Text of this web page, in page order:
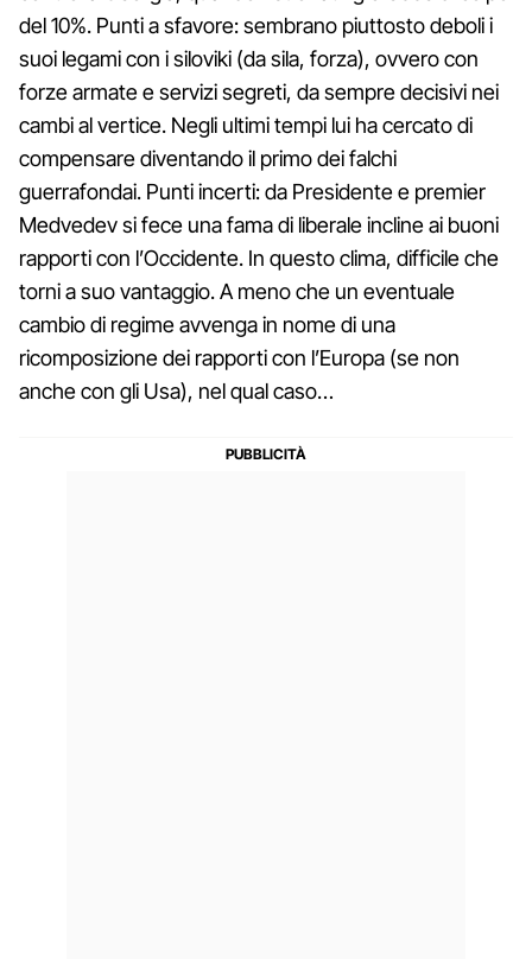
del 10%. Punti a sfavore: sembrano piuttosto deboli i
suoi legami con i siloviki (da sila, forza), ovvero con
forze armate e servizi segreti, da sempre decisivi nei
cambi al vertice. Negli ultimi tempi lui ha cercato di
compensare diventando il primo dei falchi
guerrafondai. Punti incerti: da Presidente e premier
Medvedev si fece una fama di liberale incline ai buoni
rapporti con l’Occidente. In questo clima, difficile che
torni a suo vantaggio. A meno che un eventuale
cambio di regime avvenga in nome di una
ricomposizione dei rapporti con l’Europa (se non
anche con gli Usa), nel qual caso…